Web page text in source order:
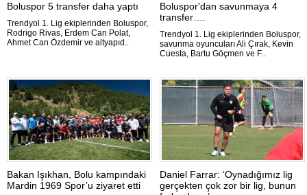
Boluspor 5 transfer daha yaptı
Trendyol 1. Lig ekiplerinden Boluspor,
Rodrigo Rivas, Erdem Can Polat,
Ahmet Can Özdemir ve altyapıd..
Boluspor'dan savunmaya 4
transfer….
Trendyol 1. Lig ekiplerinden Boluspor,
savunma oyuncuları Ali Çırak, Kevin
Cuesta, Bartu Göçmen ve F..
Bakan Işıkhan, Bolu kampındaki
Mardin 1969 Spor’u ziyaret etti
Daniel Farrar: ‘Oynadığımız lig
gerçekten çok zor bir lig, bunun